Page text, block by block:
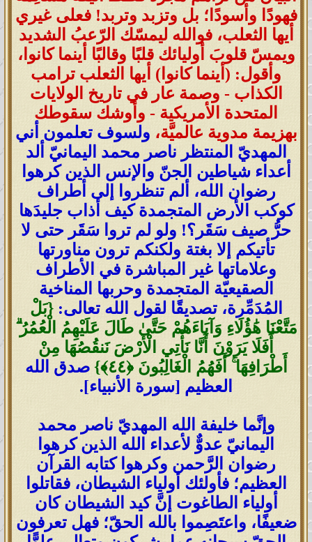
فهودًا وأسودًا؛ بل وتزبد وتربد! فعلى غيري
أيها الثعلب، فوالله ليمسّك الرّعبُ الشديد
ويمسّ قلوبَ أوليائك قلبًا وقالبًا أينما كانوا،
وأقول: (أينما كانوا) أيها الثعلب ترامب
الكذاب - وصمة عار في تاريخ الولايات
المتحدة الأمريكية - وأوشك سقوطك
بهزيمة مدوية عالميَّة، ولسوف تعلمون أني
المهديّ المنتظر ناصر محمد اليمانيّ ألد
أعداء شياطين الجنّ والإنس الذين كرهوا
رضوان الله، ألم تنظروا إلى أطراف
كوكب الأرض المتجمدة كيف أذاب جليدَها
حرُّ صيف سَقَر؟! ولو لم تروا سَقَر حتى لا
تأتيكم إلا بغتة ولكنكم ترون مناورتها
وعلاماتها غير المباشرة في الأطراف
الصقيعيّة المتجمدة وحربها المناخية
المُدَمِّرة، تصديقًا لقول الله تعالى:{بَلْ
مَتَّعْنَا هَٰؤُلَاءِ وَآبَاءَهُمْ حَتَّىٰ طَالَ عَلَيْهِمُ الْعُمُرُ ۗ
أَفَلَا يَرَوْنَ أَنَّا نَأْتِي الْأَرْضَ نَنقُصُهَا مِنْ
أَطْرَافِهَا ۚ أَفَهُمُ الْغَالِبُونَ ‎﴿٤٤﴾‏}
صدق الله
العظيم [سورة الأنبياء].
وإنَّما خليفة الله المهديّ ناصر محمد
اليمانيّ عدوٌّ لأعداء الله الذين كرهوا
رضوان الرَّحمن وكرهوا كتابه القرآن
العظيم؛ فأولئك أولياء الشيطان، فقاتلوا
أولياء الطاغوت إنَّ كيد الشيطان كان
ضعيفًا، واعتَصِموا بالله الحقّ؛ فهل تعرفون